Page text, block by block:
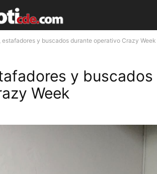
estafadores y buscados durante operativo Crazy Week
y buscados
Week